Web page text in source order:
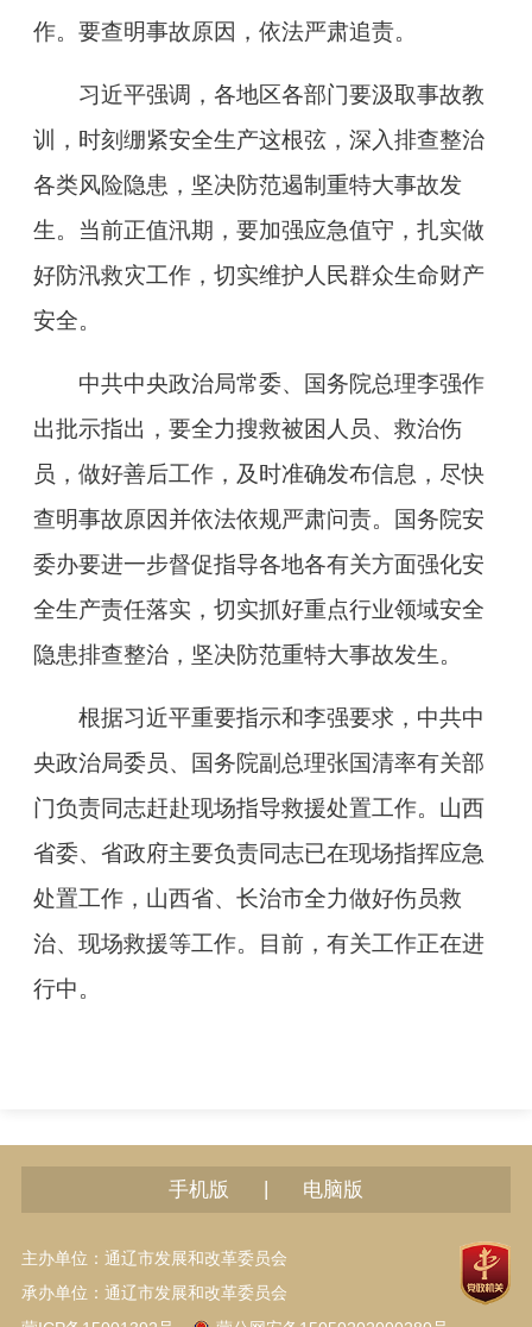
作。要查明事故原因，依法严肃追责。
习近平强调，各地区各部门要汲取事故教
训，时刻绷紧安全生产这根弦，深入排查整治
各类风险隐患，坚决防范遏制重特大事故发
生。当前正值汛期，要加强应急值守，扎实做
好防汛救灾工作，切实维护人民群众生命财产
安全。
中共中央政治局常委、国务院总理李强作
出批示指出，要全力搜救被困人员、救治伤
员，做好善后工作，及时准确发布信息，尽快
查明事故原因并依法依规严肃问责。国务院安
委办要进一步督促指导各地各有关方面强化安
全生产责任落实，切实抓好重点行业领域安全
隐患排查整治，坚决防范重特大事故发生。
根据习近平重要指示和李强要求，中共中
央政治局委员、国务院副总理张国清率有关部
门负责同志赶赴现场指导救援处置工作。山西
省委、省政府主要负责同志已在现场指挥应急
处置工作，山西省、长治市全力做好伤员救
治、现场救援等工作。目前，有关工作正在进
行中。
手机版 电脑版
主办单位：通辽市发展和改革委员会
承办单位：通辽市发展和改革委员会